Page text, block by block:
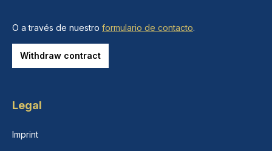
O a través de nuestro formulario de contacto.
Withdraw contract
Legal
Imprint